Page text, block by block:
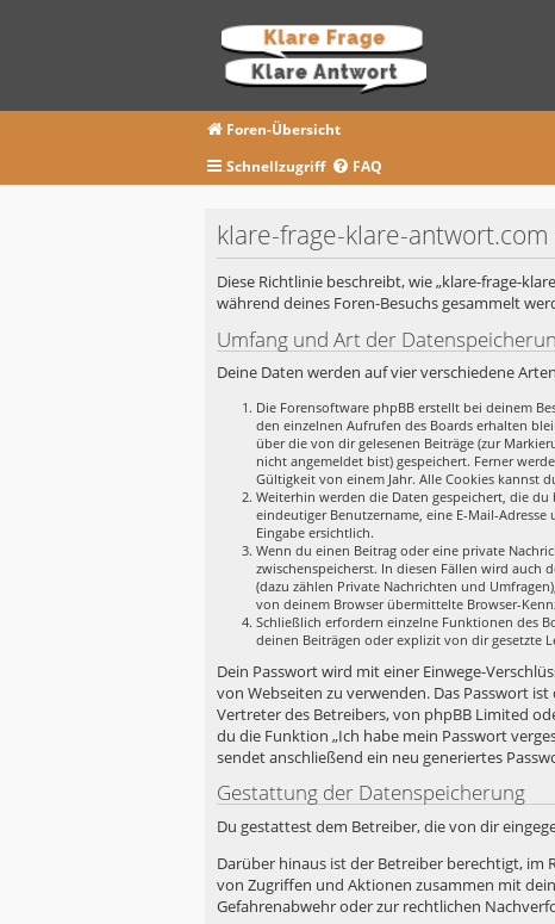
Foren-Übersicht
Schnellzugriff
FAQ
klare-frage-klare-
Diese Richtlinie beschreibt, wie „klare-frage-
während deines Foren-Besuchs gesammelt
Umfang und Art der
Deine Daten werden auf vier verschiedene
Die Forensoftware phpBB erstellt bei deinem
den einzelnen Aufrufen des Boards erhalten
über die von dir gelesenen Beiträge (zur
nicht angemeldet bist) gespeichert. Ferner
Gültigkeit von einem Jahr. Alle Cookies kannst
Weiterhin werden die Daten gespeichert, die
eindeutiger Benutzername, eine E-Mail-
Eingabe ersichtlich.
Wenn du einen Beitrag oder eine private
zwischenspeicherst. In diesen Fällen wird auch
(dazu zählen Private Nachrichten und
von deinem Browser übermittelte Browser-
Schließlich erfordern einzelne Funktionen des
deinen Beiträgen oder explizit von dir gesetzte
Dein Passwort wird mit einer Einwege-
von Webseiten zu verwenden. Das Passwort
Vertreter des Betreibers, von phpBB Limited
du die Funktion „Ich habe mein Passwort
sendet anschließend ein neu generiertes
Gestattung der Datenspeicherung
Du gestattest dem Betreiber, die von dir
Darüber hinaus ist der Betreiber berechtigt, im
von Zugriffen und Aktionen zusammen mit
Gefahrenabwehr oder zur rechtlichen